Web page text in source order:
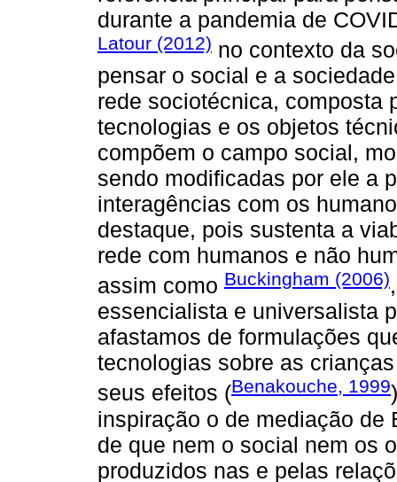
durante a pandemia de
Latour (2012) no contexto da
pensar o social e a
rede sociotécnica, composta
tecnologias e os objetos
compõem o campo social,
sendo modificadas por ele a
interagências com os
destaque, pois sustenta a
rede com humanos e não
assim como Buckingham (2006)
essencialista e universalista
afastamos de formulações
tecnologias sobre as
seus efeitos (Benakouche, 1999
inspiração o de mediação de
de que nem o social nem os
produzidos nas e pelas